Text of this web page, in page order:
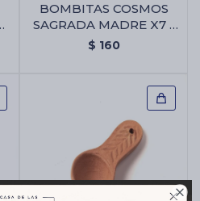

BOMBITAS COSMOS
SAGRADA MADRE X7 -
Bombitas Cosmos
$ 160